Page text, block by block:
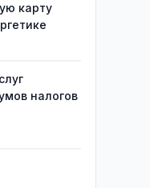
карту
налогов